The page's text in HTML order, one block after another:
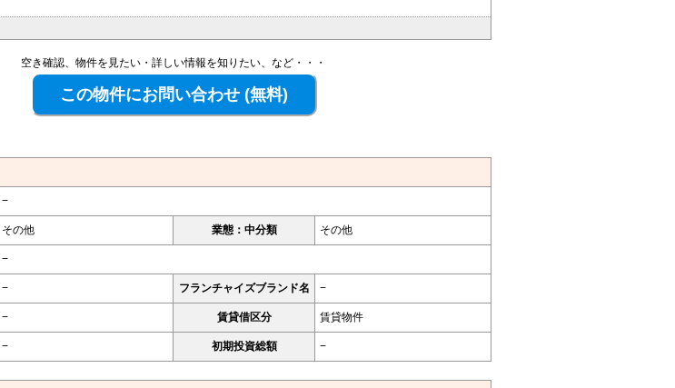
空き確認、物件を見たい・詳しい情報を知りたい、など・・・
−
その他 業態：中分類 その他
−
− フランチャイズブランド名 −
− 賃貸借区分 賃貸物件
− 初期投資総額 −